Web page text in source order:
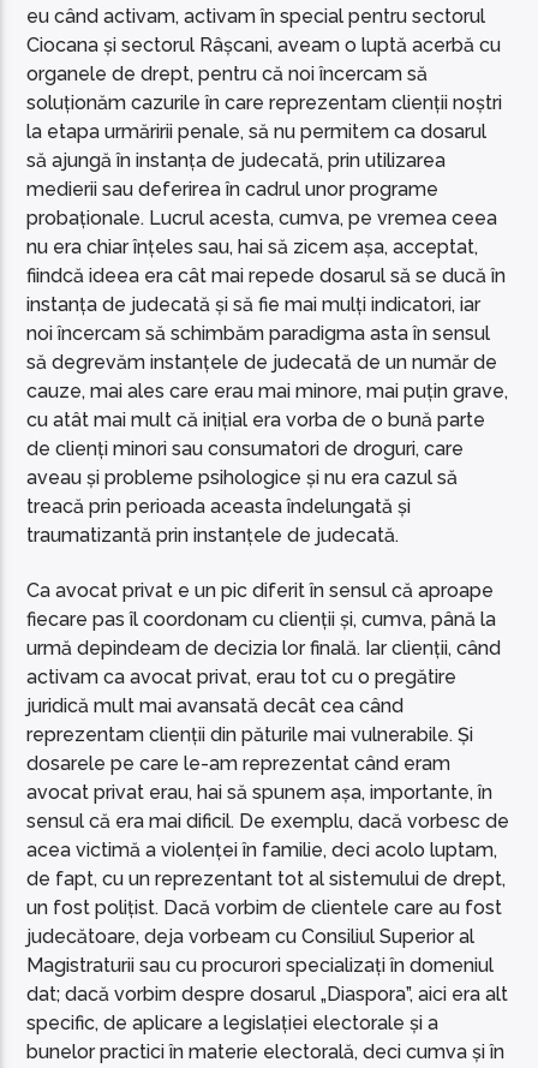
eu când activam, activam în special pentru sectorul
Ciocana și sectorul Râșcani, aveam o luptă acerbă cu
organele de drept, pentru că noi încercam să
soluționăm cazurile în care reprezentam clienții noștri
la etapa urmăririi penale, să nu permitem ca dosarul
să ajungă în instanța de judecată, prin utilizarea
medierii sau deferirea în cadrul unor programe
probaționale. Lucrul acesta, cumva, pe vremea ceea
nu era chiar înțeles sau, hai să zicem așa, acceptat,
fiindcă ideea era cât mai repede dosarul să se ducă în
instanța de judecată și să fie mai mulți indicatori, iar
noi încercam să schimbăm paradigma asta în sensul
să degrevăm instanțele de judecată de un număr de
cauze, mai ales care erau mai minore, mai puțin grave,
cu atât mai mult că inițial era vorba de o bună parte
de clienți minori sau consumatori de droguri, care
aveau și probleme psihologice și nu era cazul să
treacă prin perioada aceasta îndelungată și
traumatizantă prin instanțele de judecată.
Ca avocat privat e un pic diferit în sensul că aproape
fiecare pas îl coordonam cu clienții și, cumva, până la
urmă depindeam de decizia lor finală. Iar clienții, când
activam ca avocat privat, erau tot cu o pregătire
juridică mult mai avansată decât cea când
reprezentam clienții din păturile mai vulnerabile. Și
dosarele pe care le-am reprezentat când eram
avocat privat erau, hai să spunem așa, importante, în
sensul că era mai dificil. De exemplu, dacă vorbesc de
acea victimă a violenței în familie, deci acolo luptam,
de fapt, cu un reprezentant tot al sistemului de drept,
un fost polițist. Dacă vorbim de clientele care au fost
judecătoare, deja vorbeam cu Consiliul Superior al
Magistraturii sau cu procurori specializați în domeniul
dat; dacă vorbim despre dosarul „Diaspora”, aici era alt
specific, de aplicare a legislației electorale și a
bunelor practici în materie electorală, deci cumva și în